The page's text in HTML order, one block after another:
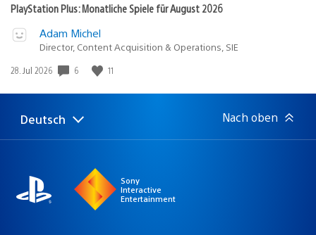
PlayStation Plus: Monatliche Spiele für August 2026
Adam Michel
Director, Content Acquisition & Operations, SIE
Veröffentlichungsdatum:
28. Jul 2026 6 11
Select
Aktuelle
Deutsch Nach oben
Sony
Interactive
Entertainment